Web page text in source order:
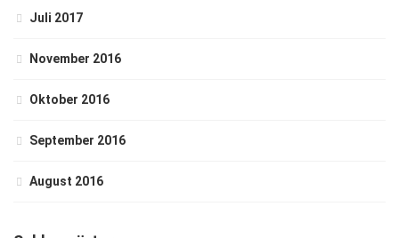
Juli 2017
November 2016
Oktober 2016
September 2016
August 2016